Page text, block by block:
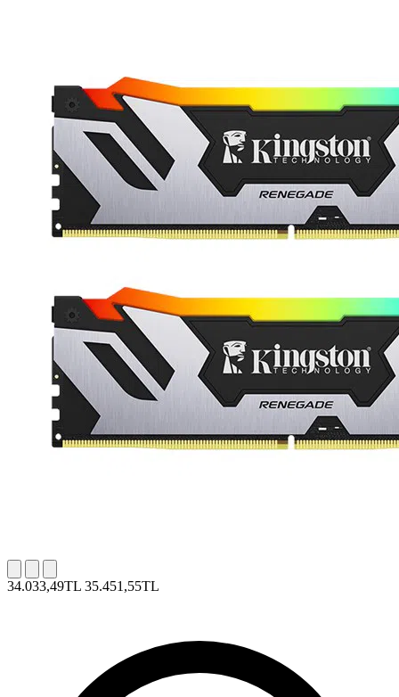
34.033,49TL 35.451,55TL